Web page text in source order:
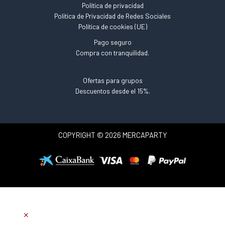
Política de privacidad
Política de Privacidad de Redes Sociales
Política de cookies (UE)
Pago seguro
Compra con tranquilidad.
Ofertas para grupos
Descuentos desde el 15%.
COPYRIGHT © 2026 MERCAPARTY